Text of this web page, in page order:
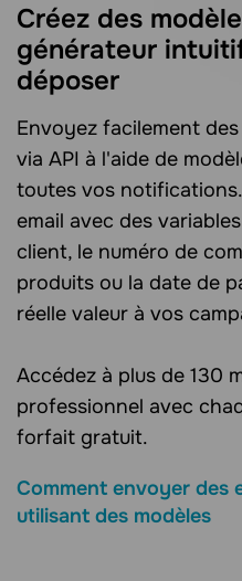
Créez des
générateur
déposer
Envoyez facilement
via API à l'aide de
toutes vos
email avec des
client, le numéro de
produits ou la date de
réelle valeur à vos
Accédez à plus de 130
professionnel avec
forfait gratuit.
Comment envoyer des
utilisant des modèles